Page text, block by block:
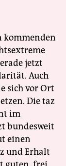
kommenden
jetzt
Auch
sich vor Ort
Die taz
im
bundesweit
einen
und Erhalt